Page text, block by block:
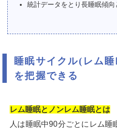
統計データをとり長睡眠傾
睡眠サイクル(レム
を把握できる
レム睡眠とノンレム睡眠とは
人は睡眠中90分ごとにレム睡